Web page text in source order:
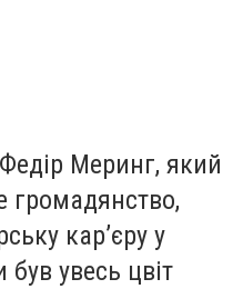
Меринг, який
громадянство,
кар’єру у
увесь цвіт